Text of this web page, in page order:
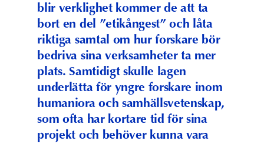
blir verklighet kommer de att ta
bort en del ”etikångest” och låta
riktiga samtal om hur forskare bör
bedriva sina verksamheter ta mer
plats. Samtidigt skulle lagen
underlätta för yngre forskare inom
humaniora och samhällsvetenskap,
som ofta har kortare tid för sina
projekt och behöver kunna vara